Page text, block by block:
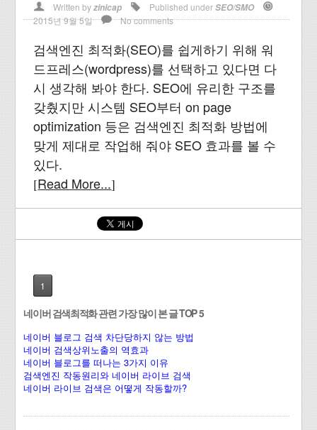
Written byzinicap Published underSEO/SMO
2015년 9월 5일
No comments
검색엔진 최적화(SEO)를 쉽게하기 위해 워
드프레스(wordpress)를 선택하고 있다면 다
시 생각해 봐야 한다. SEO에 유리한 구조를
갖췄지만 시스템 SEO부터 on page
optimization 등은 검색엔진 최적화 방법에
맞게 제대로 작업해 줘야 SEO 효과를 볼 수
있다.
[Read More...]
1
네이버 검색최적화 관련 가장 많이 본 글 TOP 5
네이버 블로그 검색 차단당하지 않는 방법
네이버 검색상위노출의 역효과
네이버 블로그를 떠나는 3가지 이유
검색엔진 작동원리와 네이버 라이브 검색
네이버 라이브 검색은 어떻게 작동할까?